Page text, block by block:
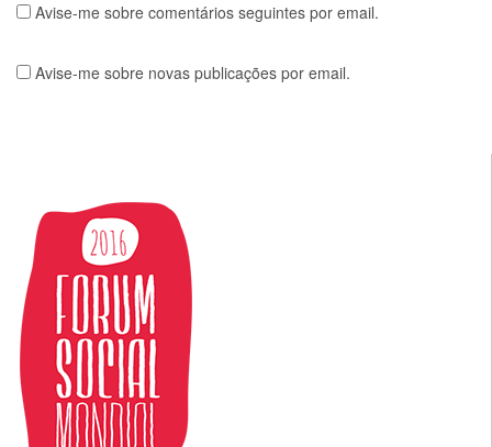
Avise-me sobre comentários seguintes por email.
Avise-me sobre novas publicações por email.